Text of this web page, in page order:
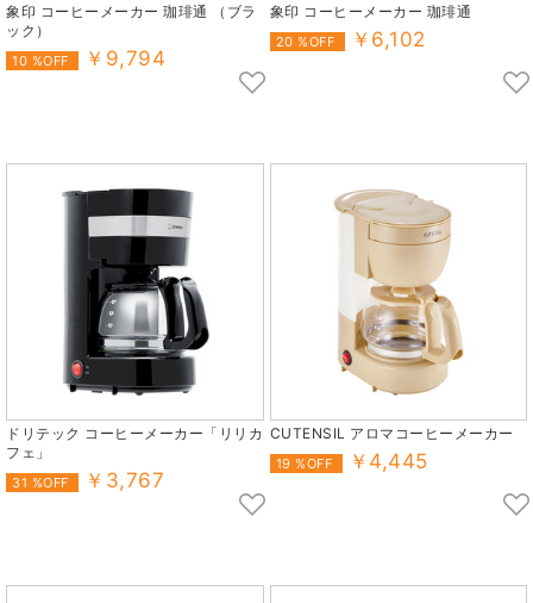
象印 コーヒーメーカー 珈琲通 （ブラ
ック）
10 %OFF ￥9,794
象印 コーヒーメーカー 珈琲通
20 %OFF ￥6,102
ドリテック コーヒーメーカー「リリカ
フェ」
31 %OFF ￥3,767
CUTENSIL アロマコーヒーメーカー
19 %OFF ￥4,445